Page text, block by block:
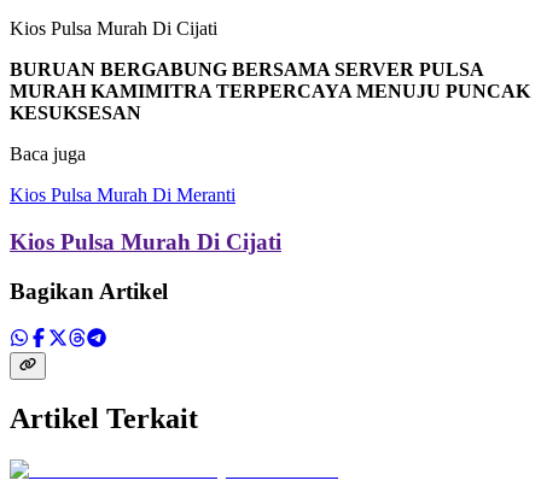
Kios Pulsa Murah Di Cijati
BURUAN BERGABUNG BERSAMA SERVER PULSA
MURAH KAMIMITRA TERPERCAYA MENUJU PUNCAK
KESUKSESAN
Baca juga
Kios Pulsa Murah Di Meranti
Kios Pulsa Murah Di Cijati
Bagikan Artikel
Artikel Terkait